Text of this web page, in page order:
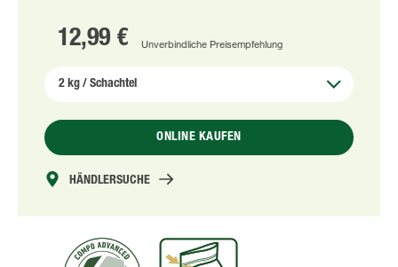
12,99 € Unverbindliche Preisempfehlung
ONLINE KAUFEN
HÄNDLERSUCHE